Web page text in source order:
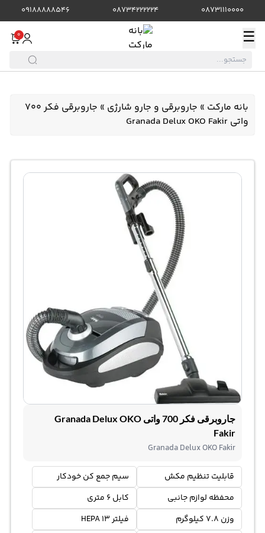
08731110000
08734222224
09188888546
☰
0
بانه مارکت » جاروبرقی و جارو شارژی »
جاروبرقی فکر 700
واتی Granada Delux OKO Fakir
جاروبرقی فکر 700 واتی Granada Delux OKO
Fakir
Granada Delux OKO Fakir
قابلیت تنظیم مکش
سیم جمع کن خودکار
محفظه لوازم جانبی
کابل 6 متری
وزن 7.8 کیلوگرم
فیلتر HEPA 13